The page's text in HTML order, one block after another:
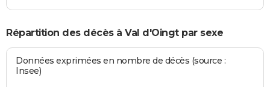
Répartition des décès à Val d'Oingt par sexe
Données exprimées en nombre de décès (source :
Insee)